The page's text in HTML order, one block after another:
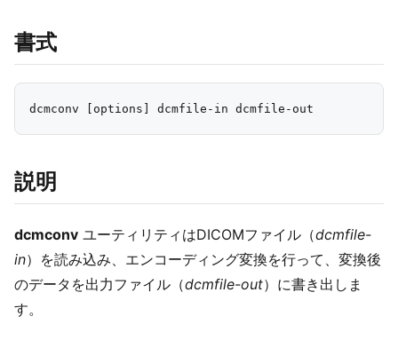
書式
説明
dcmconv ユーティリティはDICOMファイル（dcmfile-
in）を読み込み、エンコーディング変換を行って、変換後
のデータを出力ファイル（dcmfile-out）に書き出しま
す。